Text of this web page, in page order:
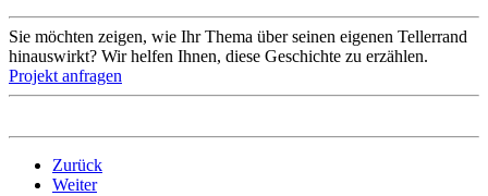
Sie möchten zeigen, wie Ihr Thema über seinen eigenen Tellerrand
hinauswirkt? Wir helfen Ihnen, diese Geschichte zu erzählen.
Projekt anfragen
Zurück
Weiter